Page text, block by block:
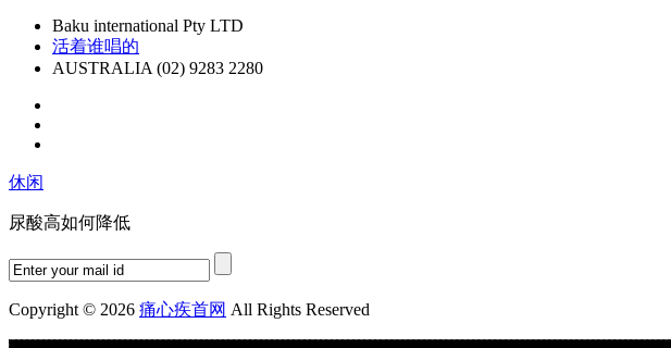
Baku international Pty LTD
活着谁唱的
AUSTRALIA (02) 9283 2280
休闲
尿酸高如何降低
Copyright © 2026 痛心疾首网 All Rights Reserved